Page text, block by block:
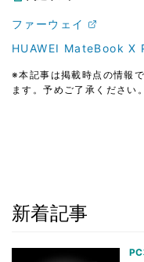
ファーウェイ
HUAWEI MateBook X
※本記事は掲載時点の情報
ます。予めご了承ください。
新着記事